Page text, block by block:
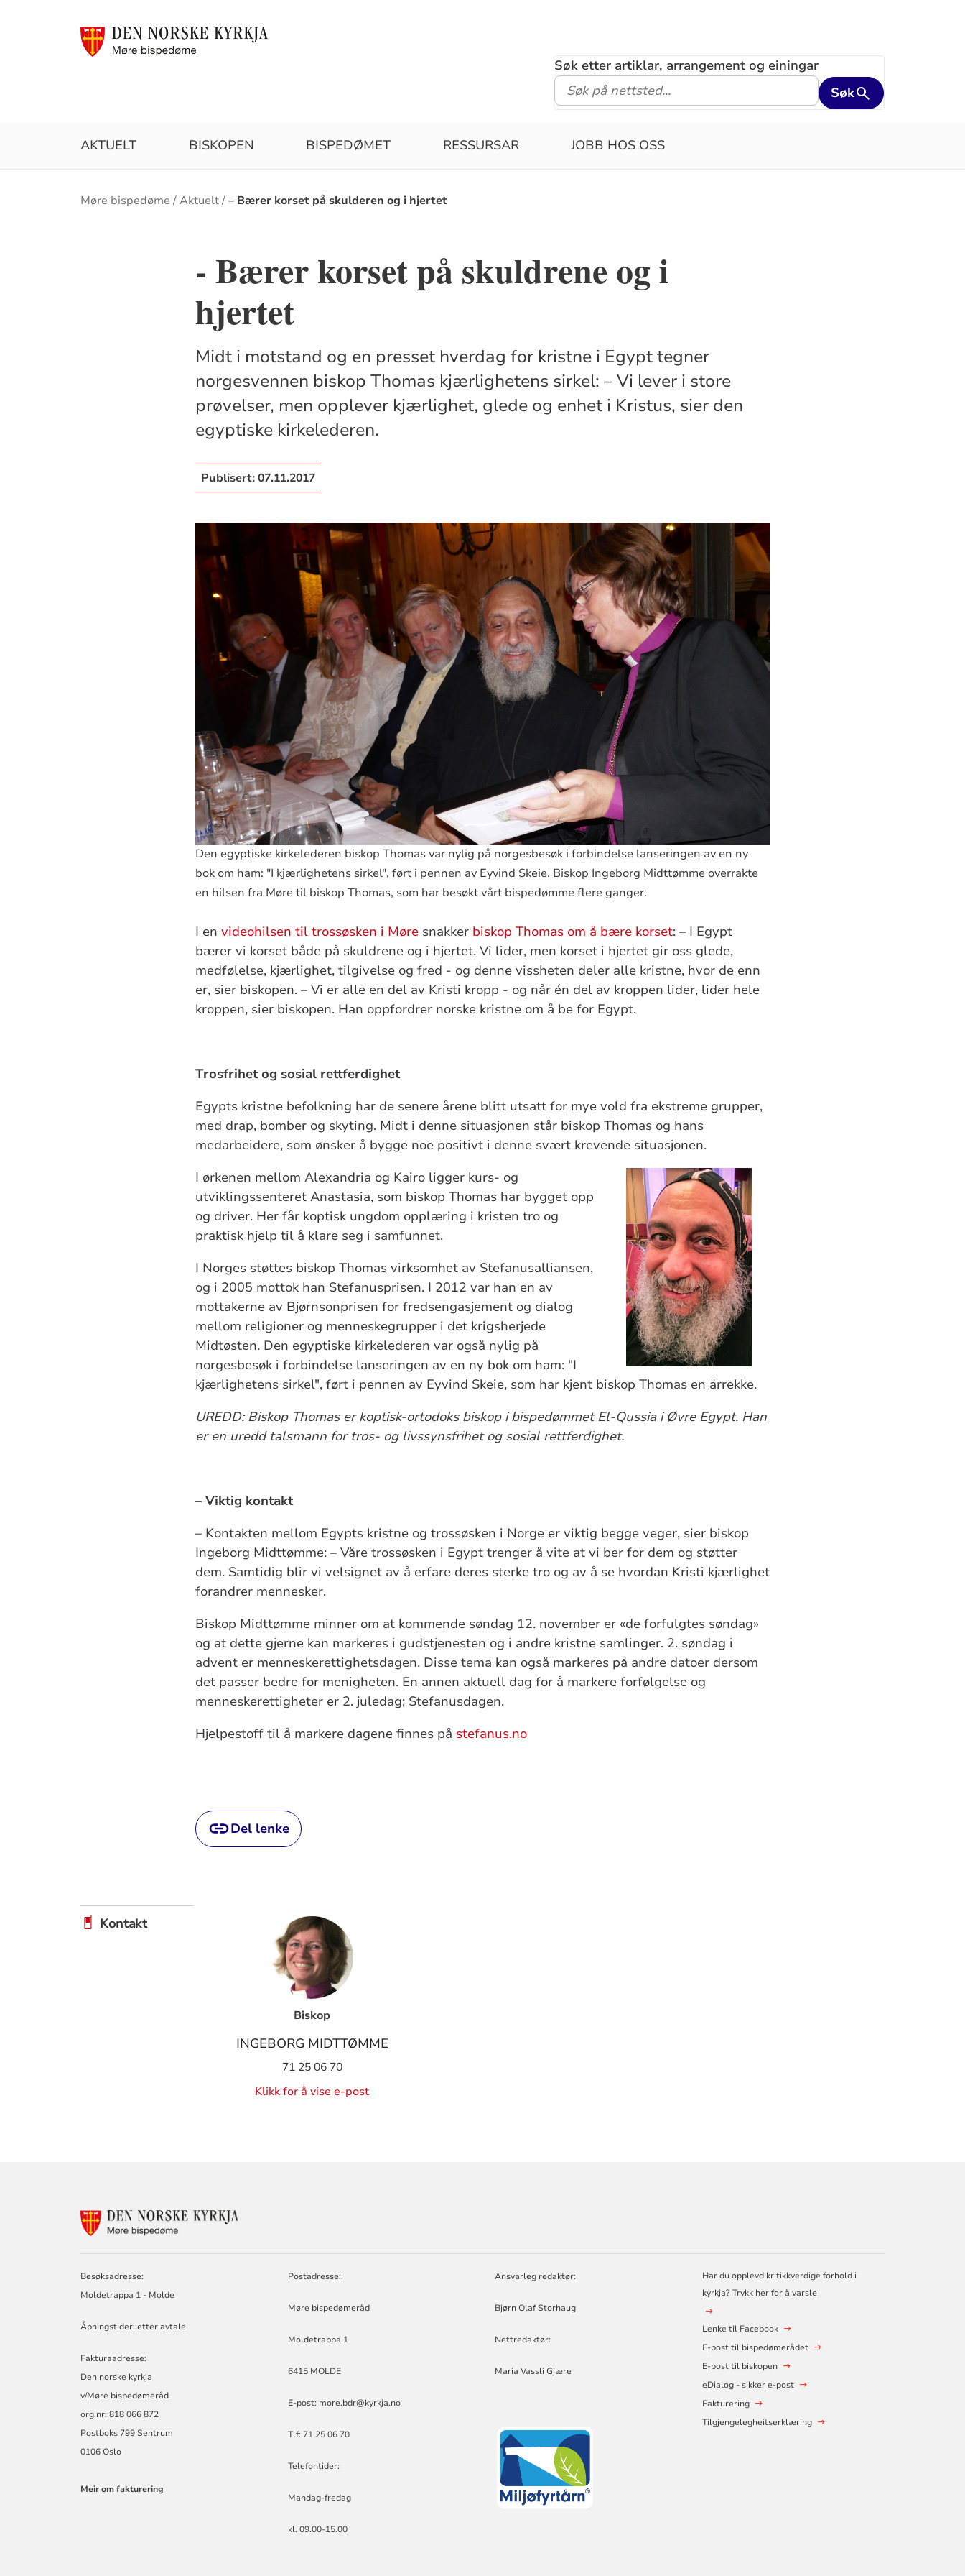
Søk etter artiklar, arrangement og einingar
Søk
AKTUELT BISKOPEN BISPEDØMET RESSURSAR JOBB HOS OSS
Brødsmulesti
Møre bispedøme Aktuelt – Bærer korset på skulderen og i hjertet
- Bærer korset på skuldrene og i
hjertet
Midt i motstand og en presset hverdag for kristne i Egypt tegner
norgesvennen biskop Thomas kjærlighetens sirkel: – Vi lever i store
prøvelser, men opplever kjærlighet, glede og enhet i Kristus, sier den
egyptiske kirkelederen.
Publisert:07.11.2017
Den egyptiske kirkelederen biskop Thomas var nylig på norgesbesøk i forbindelse lanseringen av en ny
bok om ham: "I kjærlighetens sirkel", ført i pennen av Eyvind Skeie. Biskop Ingeborg Midttømme overrakte
en hilsen fra Møre til biskop Thomas, som har besøkt vårt bispedømme flere ganger.
I en videohilsen til trossøsken i Møre snakker biskop Thomas om å bære korset: – I Egypt
bærer vi korset både på skuldrene og i hjertet. Vi lider, men korset i hjertet gir oss glede,
medfølelse, kjærlighet, tilgivelse og fred - og denne vissheten deler alle kristne, hvor de enn
er, sier biskopen. – Vi er alle en del av Kristi kropp - og når én del av kroppen lider, lider hele
kroppen, sier biskopen. Han oppfordrer norske kristne om å be for Egypt.
Trosfrihet og sosial rettferdighet
Egypts kristne befolkning har de senere årene blitt utsatt for mye vold fra ekstreme grupper,
med drap, bomber og skyting. Midt i denne situasjonen står biskop Thomas og hans
medarbeidere, som ønsker å bygge noe positivt i denne svært krevende situasjonen.
I ørkenen mellom Alexandria og Kairo ligger kurs- og
utviklingssenteret Anastasia, som biskop Thomas har bygget opp
og driver. Her får koptisk ungdom opplæring i kristen tro og
praktisk hjelp til å klare seg i samfunnet.
I Norges støttes biskop Thomas virksomhet av Stefanusalliansen,
og i 2005 mottok han Stefanusprisen. I 2012 var han en av
mottakerne av Bjørnsonprisen for fredsengasjement og dialog
mellom religioner og menneskegrupper i det krigsherjede
Midtøsten. Den egyptiske kirkelederen var også nylig på
norgesbesøk i forbindelse lanseringen av en ny bok om ham: "I
kjærlighetens sirkel", ført i pennen av Eyvind Skeie, som har kjent biskop Thomas en årrekke.
UREDD: Biskop Thomas er koptisk-ortodoks biskop i bispedømmet El-Qussia i Øvre Egypt. Han
er en uredd talsmann for tros- og livssynsfrihet og sosial rettferdighet.
– Viktig kontakt
– Kontakten mellom Egypts kristne og trossøsken i Norge er viktig begge veger, sier biskop
Ingeborg Midttømme: – Våre trossøsken i Egypt trenger å vite at vi ber for dem og støtter
dem. Samtidig blir vi velsignet av å erfare deres sterke tro og av å se hvordan Kristi kjærlighet
forandrer mennesker.
Biskop Midttømme minner om at kommende søndag 12. november er «de forfulgtes søndag»
og at dette gjerne kan markeres i gudstjenesten og i andre kristne samlinger. 2. søndag i
advent er menneskerettighetsdagen. Disse tema kan også markeres på andre datoer dersom
det passer bedre for menigheten. En annen aktuell dag for å markere forfølgelse og
menneskerettigheter er 2. juledag; Stefanusdagen.
Hjelpestoff til å markere dagene finnes på stefanus.no
Del lenke
Kontakt
Biskop
INGEBORG MIDTTØMME
71 25 06 70
Klikk for å vise e-post
KONTAKTINFORMASJON
Besøksadresse:
Moldetrappa 1 - Molde
Åpningstider: etter avtale
Fakturaadresse:
Den norske kyrkja
v/Møre bispedømeråd
org.nr: 818 066 872
Postboks 799 Sentrum
0106 Oslo
Meir om fakturering
Postadresse:
Møre bispedømeråd
Moldetrappa 1
6415 MOLDE
E-post: more.bdr@kyrkja.no
Tlf: 71 25 06 70
Telefontider:
Mandag-fredag
kl. 09.00-15.00
Ansvarleg redaktør:
Bjørn Olaf Storhaug
Nettredaktør:
Maria Vassli Gjære
Har du opplevd kritikkverdige forhold i
kyrkja? Trykk her for å varsle
Lenke til Facebook
E-post til bispedømerådet
E-post til biskopen
eDialog - sikker e-post
Fakturering
Tilgjengelegheitserklæring